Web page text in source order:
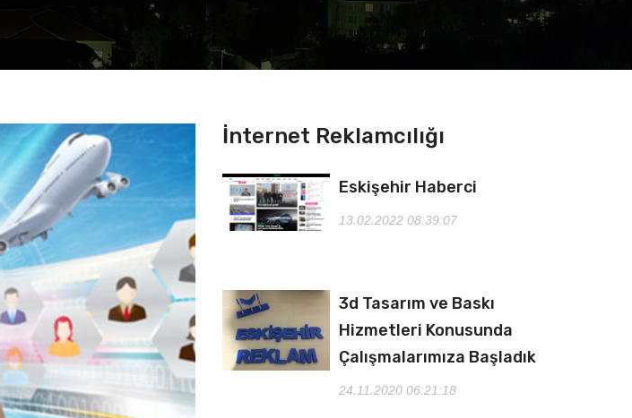
İnternet Reklamcılığı
Eskişehir Haberci
13.02.2022 08:39:07
3d Tasarım ve Baskı
Hizmetleri Konusunda
Çalışmalarımıza Başladık
24.11.2020 06:21:18